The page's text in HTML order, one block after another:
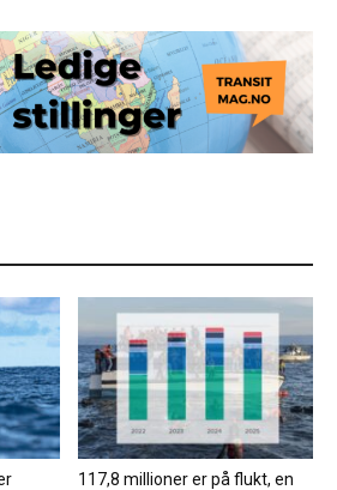
117,8 millioner er på flukt, en